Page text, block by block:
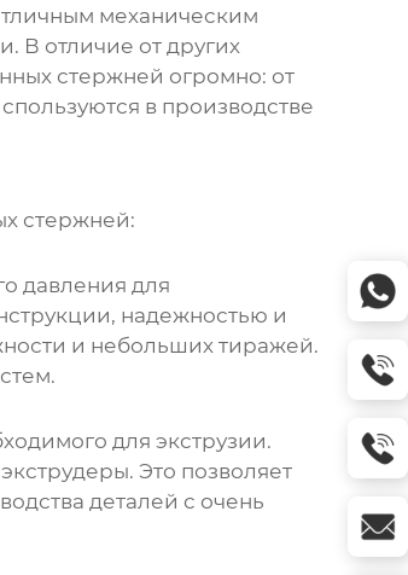
механическим
В отличие от других
стержней огромно: от
в производстве
стержней:
давления для
надежностью и
и небольших тиражей.
для экструзии.
Это позволяет
деталей с очень